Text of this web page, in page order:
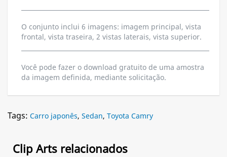
O conjunto inclui 6 imagens: imagem principal, vista
frontal, vista traseira, 2 vistas laterais, vista superior.
Você pode fazer o download gratuito de uma amostra
da imagem definida, mediante solicitação.
Tags: Carro japonês, Sedan, Toyota Camry
Clip Arts relacionados